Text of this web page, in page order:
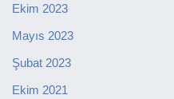
Ekim 2023
Mayıs 2023
Şubat 2023
Ekim 2021